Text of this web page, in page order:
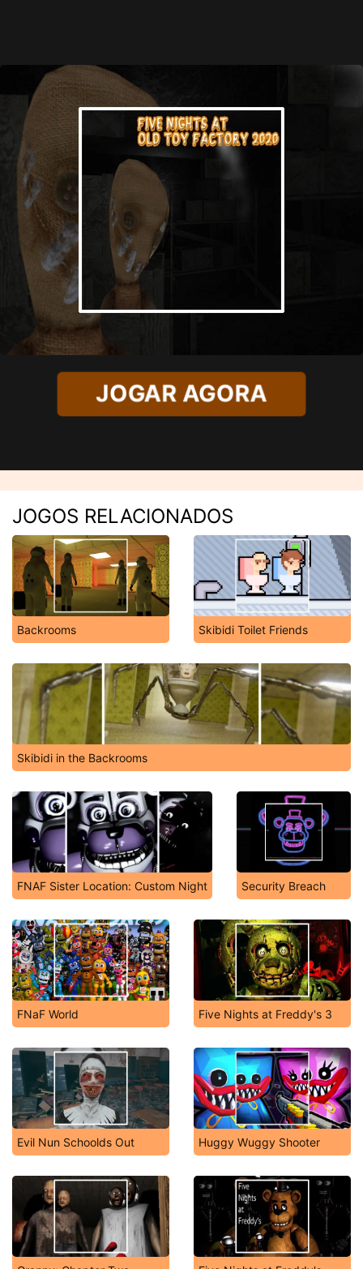
JOGAR AGORA
JOGOS RELACIONADOS
Backrooms Skibidi Toilet Friends
Skibidi in the Backrooms
FNAF Sister Location: Custom Night Security Breach
FNaF World Five Nights at Freddy's 3
Evil Nun Schoolds Out Huggy Wuggy Shooter